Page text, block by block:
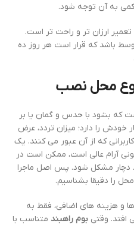
به آن توجه شود.
ارزان تر و راحت تر است.
وسط باشد که قرار است هر روز ده
محل نصب
که بشود با حدس و گمان یا بر
خودش را دارد؛ میزان تردد، عرض
که از آن عبور می کنند. یک
آرام عالی است، ممکن است در
دچار مشکل شود. پس اصل ماجرا
را دقیقا بشناسیم.
و هزینه های اضافی، فقط به
افتد. وقتی بوم راهبند متناسب با